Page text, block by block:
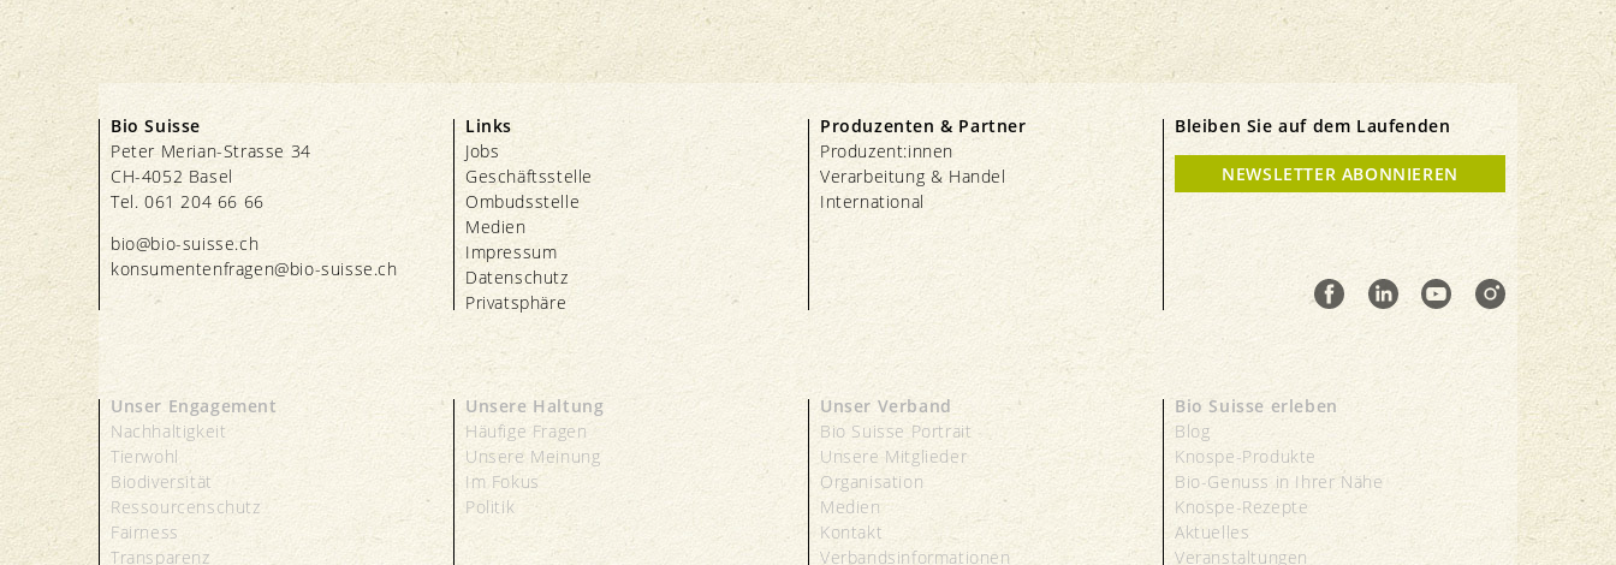
Bio Suisse
Peter Merian-Strasse 34
CH-4052 Basel
Tel. 061 204 66 66
bio@bio-suisse.ch
konsumentenfragen@bio-suisse.ch
Links
Jobs
Geschäftsstelle
Ombudsstelle
Medien
Impressum
Datenschutz
Privatsphäre
Produzenten & Partner
Produzent:innen
Verarbeitung & Handel
International
Bleiben Sie auf dem Laufenden
NEWSLETTER ABONNIEREN
Unser Engagement
Nachhaltigkeit
Tierwohl
Biodiversität
Ressourcenschutz
Fairness
Transparenz
Unsere Haltung
Häufige Fragen
Unsere Meinung
Im Fokus
Politik
Unser Verband
Bio Suisse Portrait
Unsere Mitglieder
Organisation
Medien
Kontakt
Verbandsinformationen
Bio Suisse erleben
Blog
Knospe-Produkte
Bio-Genuss in Ihrer Nähe
Knospe-Rezepte
Aktuelles
Veranstaltungen